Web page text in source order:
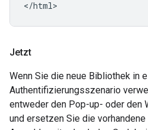
Jetzt
Wenn Sie die neue Bibliothek in
Authentifizierungsszenario
entweder den Pop-up- oder den
und ersetzen Sie die